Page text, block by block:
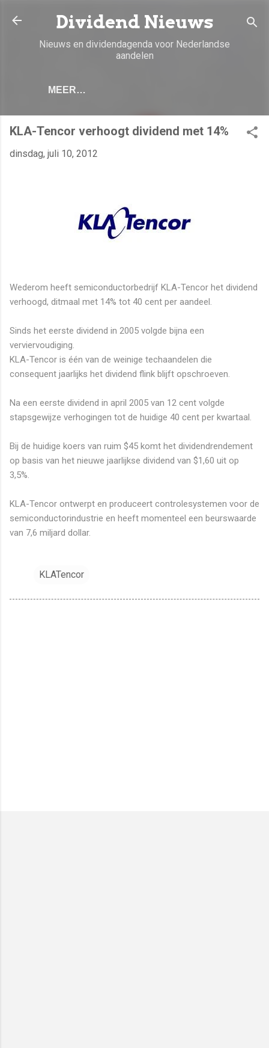
Doorgaan naar hoofdcontent
Dividend Nieuws
Nieuws en dividendagenda voor Nederlandse
aandelen
MEER…
KLA-Tencor verhoogt dividend met 14%
dinsdag, juli 10, 2012
Wederom heeft semiconductorbedrijf KLA-Tencor het dividend
verhoogd, ditmaal met 14% tot 40 cent per aandeel.
Sinds het eerste dividend in 2005 volgde bijna een
verviervoudiging.
KLA-Tencor is één van de weinige techaandelen die
consequent jaarlijks het dividend flink blijft opschroeven.
Na een eerste dividend in april 2005 van 12 cent volgde
stapsgewijze verhogingen tot de huidige 40 cent per kwartaal.
Bij de huidige koers van ruim $45 komt het dividendrendement
op basis van het nieuwe jaarlijkse dividend van $1,60 uit op
3,5%.
KLA-Tencor ontwerpt en produceert controlesystemen voor de
semiconductorindustrie en heeft momenteel een beurswaarde
van 7,6 miljard dollar.
KLATencor